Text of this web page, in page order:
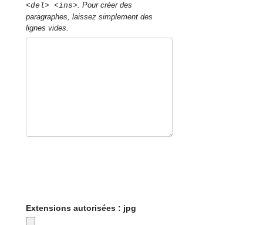
<del> <ins>. Pour créer des
paragraphes, laissez simplement des
lignes vides.
Extensions autorisées : jpg